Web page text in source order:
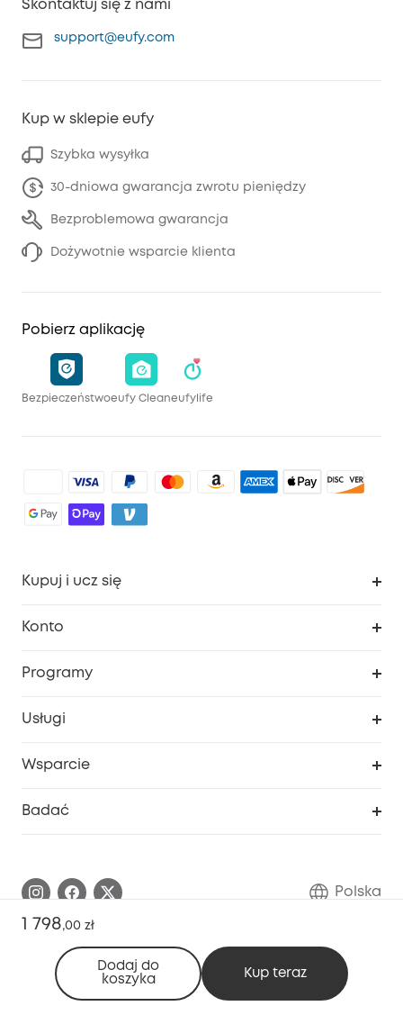
1 798,00 zł
Dodaj do
koszyka
Kup teraz
Skontaktuj się z nami
support@eufy.com
Kup w sklepie eufy
Szybka wysyłka
30-dniowa gwarancja zwrotu pieniędzy
Bezproblemowa gwarancja
Dożywotnie wsparcie klienta
Pobierz aplikację
Bezpieczeństwoeufy Cleaneufylife
Kupuj i ucz się
Konto
Programy
Usługi
Wsparcie
Pobierz e-podręcznik
Anuluj zamówienie
Badać
Skontaktuj się z nami
Zaangażowanie w bezpieczeństwo
Społeczność Bezpieczeństwa Eufy
Społeczność Eufy Clean
Polska